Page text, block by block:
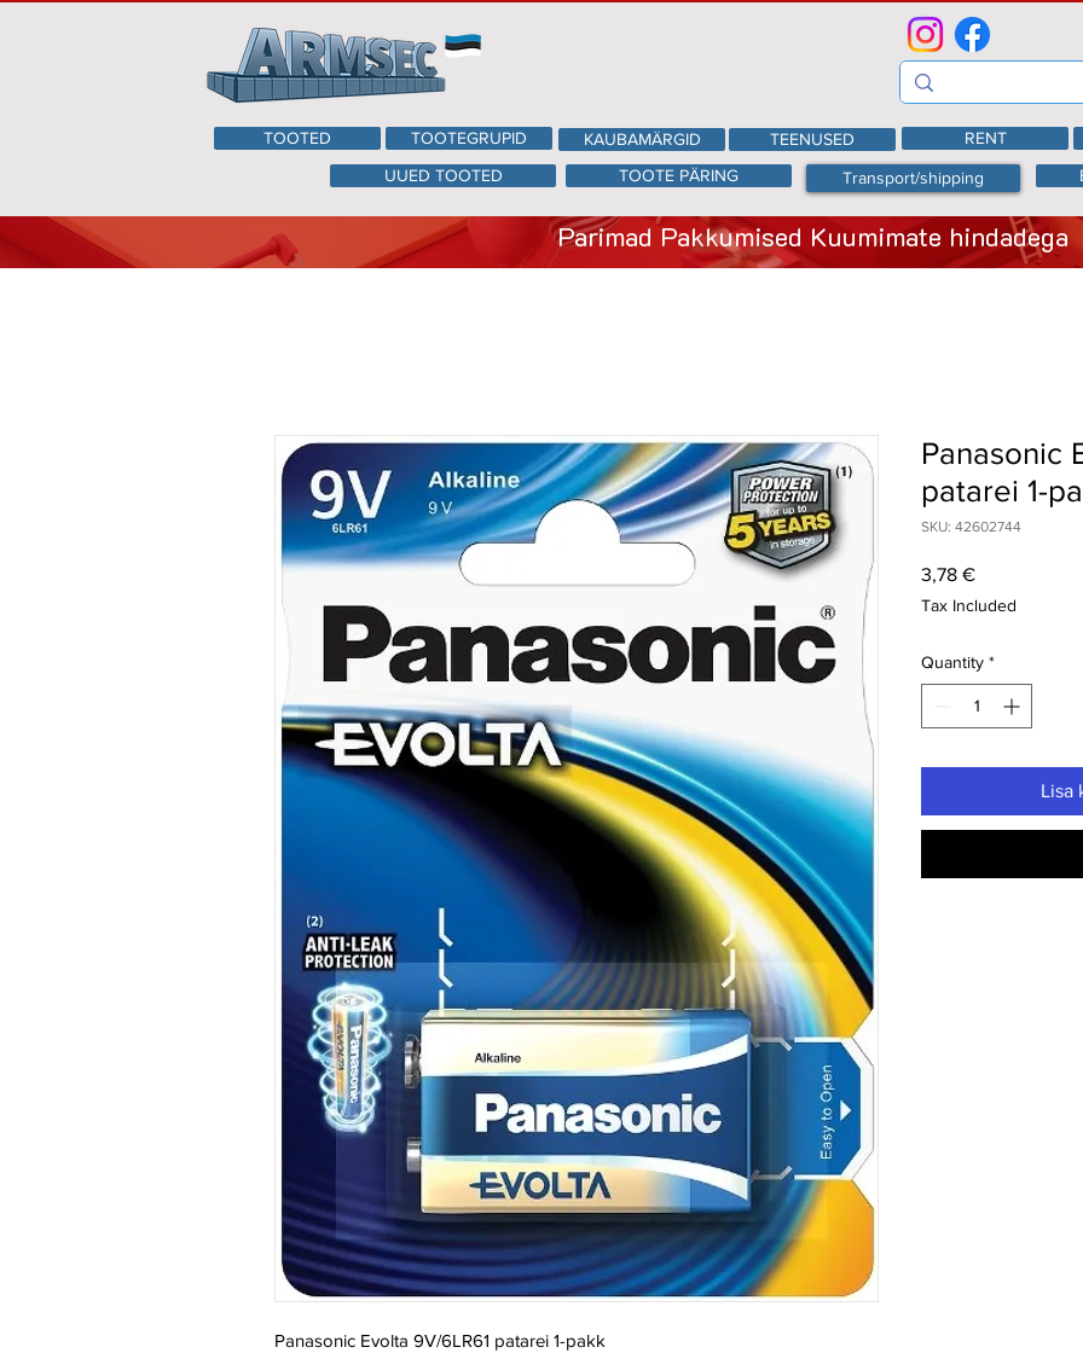
TOOTED
TOOTEGRUPID
UUED TOOTED
KAUBAMÄRGID TEENUSED RENT
TOOTE PÄRING
Transport/shipping
Parimad Pakkumised Kuumimate hindadega
Panasonic Evolta 9V/6LR61 patarei 1-pakk
Panasonic
patarei 1-
SKU: 42602744
3,78 €Price
Tax Included
Quantity *
Lisa